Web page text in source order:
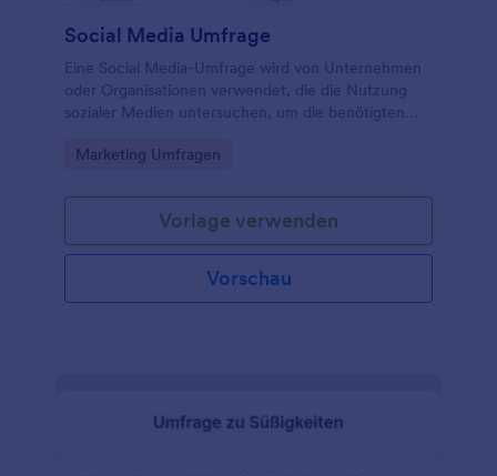
Social Media Umfrage
Eine Social Media-Umfrage wird von Unternehmen
oder Organisationen verwendet, die die Nutzung
sozialer Medien untersuchen, um die benötigten
Umfrage für soziale Medien von Jotform können Sie
Menschen mit ihren sozialen Medien interagieren,
indem Sie Umfrageantworten von jedem beliebigen
Gerät aus erfassen! Passen Sie das Vorlagendesign
einfach mit unserem Drag & Drop-Generator an -
dann teilen Sie Ihr benutzerdefiniertes Formular mit
Sie Ihr Formular mit über 100 kostenlosen
Go to Category:
Marketing Umfragen
Vorlage verwenden
Vorschau